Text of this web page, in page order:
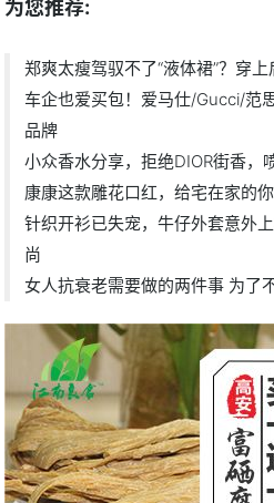
为您推荐:
郑爽太瘦驾驭不了“液体裙”？穿
车企也爱买包！爱马仕/Gucci/范
品牌
小众香水分享，拒绝DIOR街香，
康康这款雕花口红，给宅在家的
针织开衫已失宠，牛仔外套意外
尚
女人抗衰老需要做的两件事 为了